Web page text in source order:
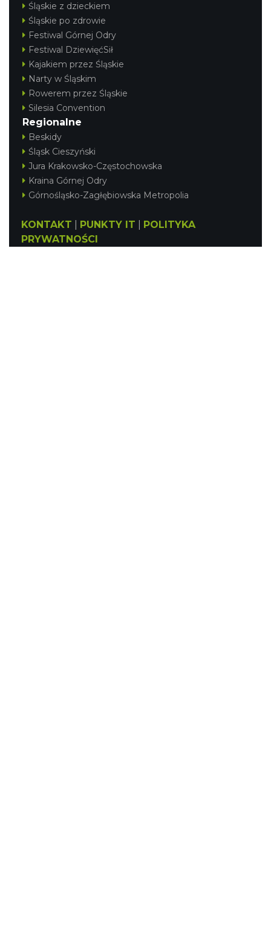
Śląskie z dzieckiem
Śląskie po zdrowie
Festiwal Górnej Odry
Festiwal DziewięćSił
Kajakiem przez Śląskie
Narty w Śląskim
Rowerem przez Śląskie
Silesia Convention
Regionalne
Beskidy
Śląsk Cieszyński
Jura Krakowsko-Częstochowska
Kraina Górnej Odry
Górnośląsko-Zagłębiowska Metropolia
KONTAKT PUNKTY IT
POLITYKA
PRYWATNOŚCI